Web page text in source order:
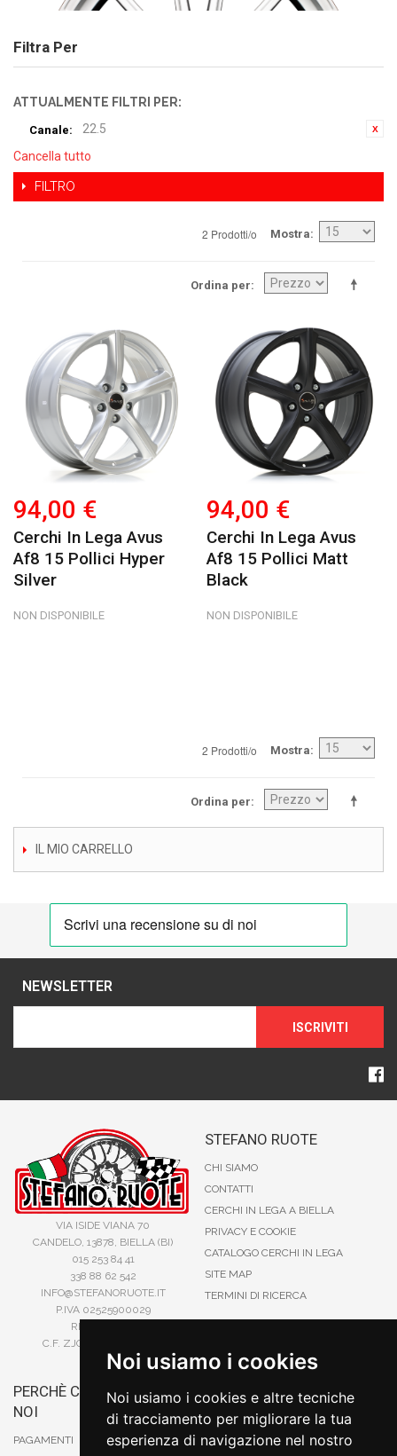
Noi usiamo i cookies
Noi usiamo i cookies e altre tecniche
di tracciamento per migliorare la tua
esperienza di navigazione nel nostro
Filtra Per
ATTUALMENTE FILTRI PER:
Canale:
22.5
Cancella tutto
FILTRO
2 Prodotti/o Mostra
Ordina per
94,00 €
Cerchi In Lega Avus
Af8 15 Pollici Hyper
Silver
NON DISPONIBILE
94,00 €
Cerchi In Lega Avus
Af8 15 Pollici Matt
Black
NON DISPONIBILE
2 Prodotti/o Mostra
Ordina per
IL MIO CARRELLO
NEWSLETTER
ISCRIVITI
VIA ISIDE VIANA 70
CANDELO, 13878, BIELLA (BI)
015 253 84 41
338 88 62 542
INFO@STEFANORUOTE.IT
P.IVA 02525900029
REA BI193453
C.F. ZJOSFN73H14A859X
STEFANO RUOTE
CHI SIAMO
CONTATTI
CERCHI IN LEGA A BIELLA
PRIVACY E COOKIE
CATALOGO CERCHI IN LEGA
SITE MAP
TERMINI DI RICERCA
PERCHÈ COMPRARE DA
NOI
PAGAMENTI
PAYPAL
CONTRASSEGNO